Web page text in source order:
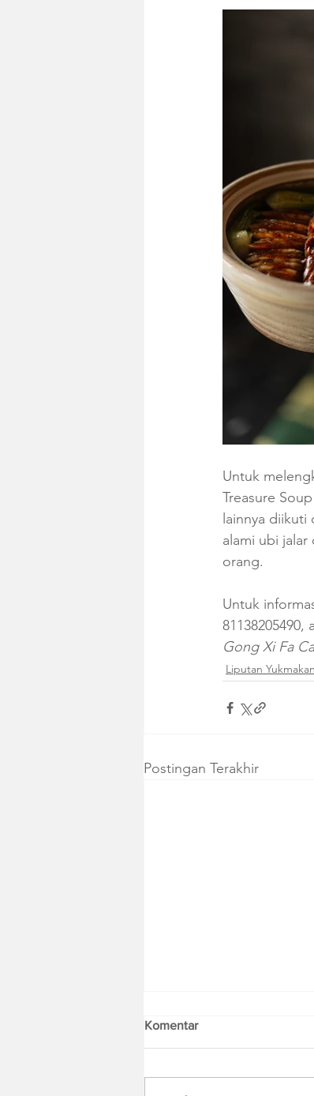
Untuk
Treasure
lainnya
alami ubi
orang.
Untuk
81138205490,
Gong Xi Fa
Liputan Yukmakan
Postingan Terakhir
Komentar